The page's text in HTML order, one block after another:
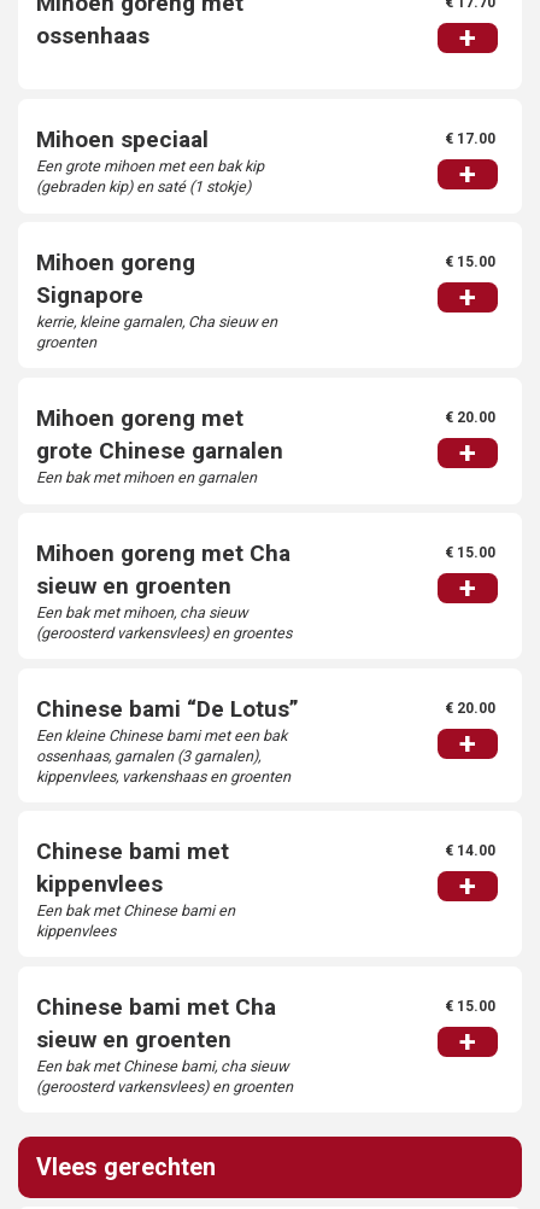
ossenhaas
+
Mihoen speciaal
Een grote mihoen met een bak kip
(gebraden kip) en saté (1 stokje)
€ 17.00
+
Mihoen goreng
Signapore
kerrie, kleine garnalen, Cha sieuw en
groenten
€ 15.00
+
Mihoen goreng met
grote Chinese garnalen
Een bak met mihoen en garnalen
€ 20.00
+
Mihoen goreng met Cha
sieuw en groenten
Een bak met mihoen, cha sieuw
(geroosterd varkensvlees) en groentes
€ 15.00
+
Chinese bami “De Lotus”
Een kleine Chinese bami met een bak
ossenhaas, garnalen (3 garnalen),
kippenvlees, varkenshaas en groenten
€ 20.00
+
Chinese bami met
kippenvlees
Een bak met Chinese bami en
kippenvlees
€ 14.00
+
Chinese bami met Cha
sieuw en groenten
Een bak met Chinese bami, cha sieuw
(geroosterd varkensvlees) en groenten
€ 15.00
+
Vlees gerechten